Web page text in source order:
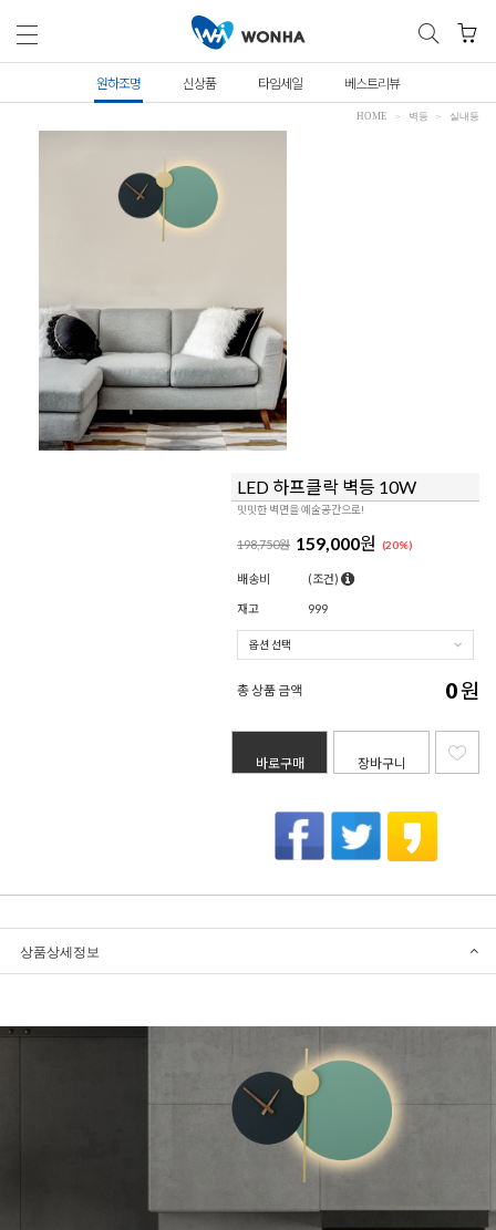
원하조명 신상품 타임세일 베스트리뷰
HOME 벽등 실내등
LED 하프클락 벽등 10W
밋밋한 벽면을 예술공간으로!
198,750원 159,000원 (20%)
배송비 (조건)
재고 999
총 상품 금액 0원
바로구매 장바구니
상품상세정보